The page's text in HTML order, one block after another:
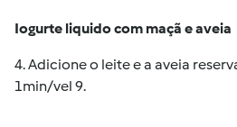
Iogurte liquido com maçã e aveia
4. Adicione o leite e a aveia
1min/vel 9.